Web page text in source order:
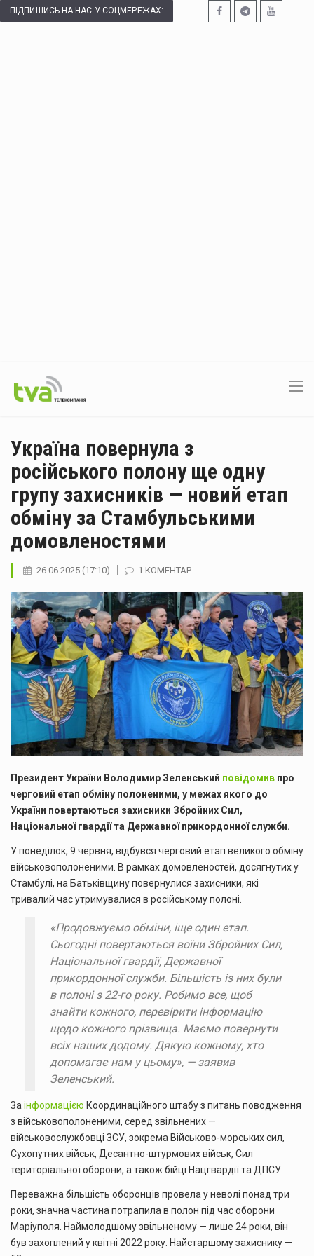
ПІДПИШИСЬ НА НАС У СОЦМЕРЕЖАХ:
Україна повернула з
російського полону ще одну
групу захисників — новий етап
обміну за Стамбульськими
домовленостями
26.06.2025 (17:10) 1 КОМЕНТАР
Президент України Володимир Зеленський повідомив про
черговий етап обміну полоненими, у межах якого до
України повертаються захисники Збройних Сил,
Національної гвардії та Державної прикордонної служби.
У понеділок, 9 червня, відбувся черговий етап великого обміну
військовополоненими. В рамках домовленостей, досягнутих у
Стамбулі, на Батьківщину повернулися захисники, які
тривалий час утримувалися в російському полоні.
«Продовжуємо обміни, іще один етап.
Сьогодні повертаються воїни Збройних Сил,
Національної гвардії, Державної
прикордонної служби. Більшість із них були
в полоні з 22-го року. Робимо все, щоб
знайти кожного, перевірити інформацію
щодо кожного прізвища. Маємо повернути
всіх наших додому. Дякую кожному, хто
допомагає нам у цьому», — заявив
Зеленський.
За інформацією Координаційного штабу з питань поводження
з військовополоненими, серед звільнених —
військовослужбовці ЗСУ, зокрема Військово-морських сил,
Сухопутних військ, Десантно-штурмових військ, Сил
територіальної оборони, а також бійці Нацгвардії та ДПСУ.
Переважна більшість оборонців провела у неволі понад три
роки, значна частина потрапила в полон під час оборони
Маріуполя. Наймолодшому звільненому — лише 24 роки, він
був захоплений у квітні 2022 року. Найстаршому захиснику —